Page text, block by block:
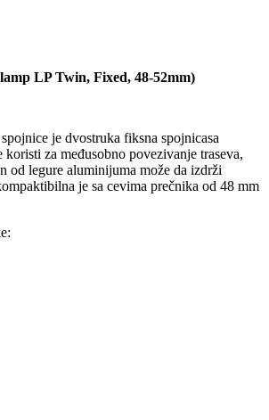
LP Twin, Fixed, 48-52mm)
je dvostruka fiksna spojnicasa
koristi za međusobno povezivanje traseva,
od legure aluminijuma može da izdrži
je sa cevima prečnika od 48 mm